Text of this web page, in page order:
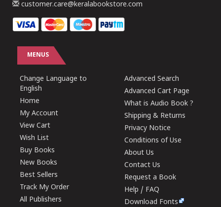
customer.care@keralabookstore.com
MENUS
Change Language to
English
Home
My Account
View Cart
Wish List
Buy Books
New Books
Best Sellers
Track My Order
All Publishers
Advanced Search
Advanced Cart Page
What is Audio Book ?
Shipping & Returns
Privacy Notice
Conditions of Use
About Us
Contact Us
Request a Book
Help / FAQ
Download Fonts